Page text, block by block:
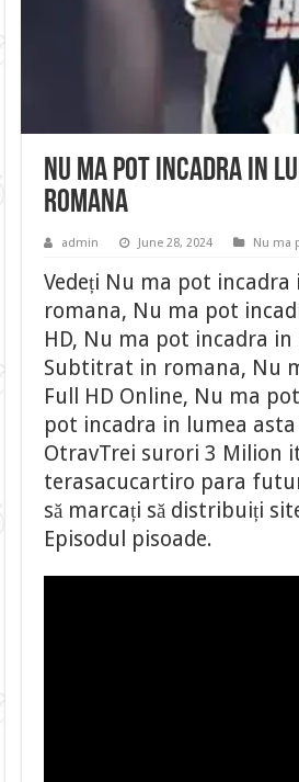
Nu ma pot incadra in
romana
admin June 28, 2024 Nu ma
Vedeți Nu ma pot
romana, Nu ma pot
HD, Nu ma pot incadra
Subtitrat in romana, Nu
Full HD Online, Nu ma
pot incadra in lumea
OtravTrei surori 3 Milion
terasacucartiro para
să marcați să distribuiți
Episodul pisoade.